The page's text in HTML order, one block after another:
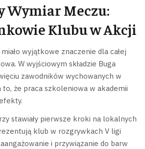
Wymiar Meczu:
Klubu w Akcji
wyjątkowe znaczenie dla całej
W wyjściowym składzie Buga
zawodników wychowanych w
to, że praca szkoleniowa w akademii
stawiały pierwsze kroki na lokalnych
klub w rozgrywkach V ligi
i przywiązanie do barw